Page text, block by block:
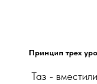
Принцип трех
Таз -